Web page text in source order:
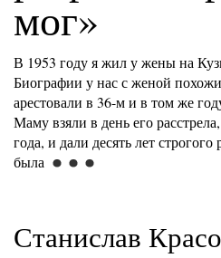
мог»
В 1953 году я жил у жены на
Биографии у нас с женой
арестовали в 36-м и в том же
Маму взяли в день его
года, и дали десять лет
была
Станислав